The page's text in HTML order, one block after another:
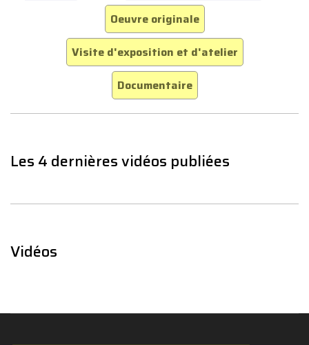
Oeuvre originale
Visite d'exposition et d'atelier
Documentaire
Les 4 dernières vidéos publiées
Vidéos